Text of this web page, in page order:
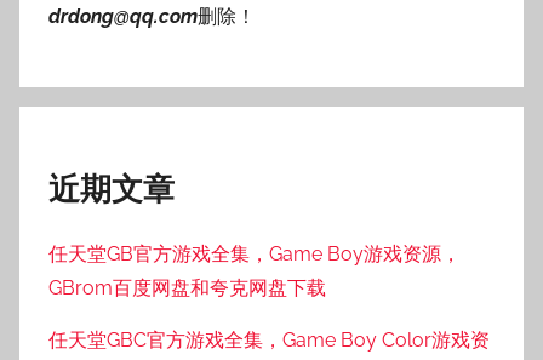
drdong@qq.com删除！
近期文章
任天堂GB官方游戏全集，Game Boy游戏资源，
GBrom百度网盘和夸克网盘下载
任天堂GBC官方游戏全集，Game Boy Color游戏资